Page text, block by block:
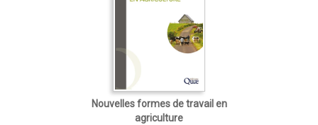
Nouvelles formes de travail en
agriculture